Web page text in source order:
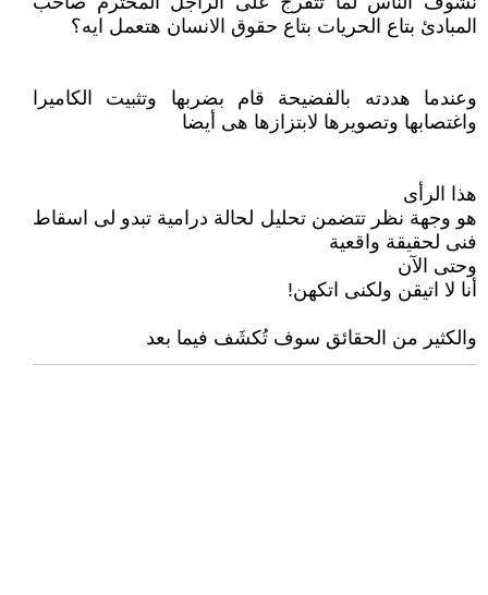
المبادئ بتاع الحريات بتاع حقوق الانسان هتعمل ايه؟
وعندما هددته بالفضيحة قام بضربها وتثبيت الكاميرا
واغتصابها وتصويرها لابتزازها هى أيضا
هذا الرأى
هو وجهة نظر تتضمن تحليل لحالة درامية تبدو لى اسقاط
فنى لحقيقة واقعية
وحتى الآن
أنا لا اتيقن ولكنى اتكهن!
والكثير من الحقائق سوف تُكشَف فيما بعد